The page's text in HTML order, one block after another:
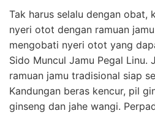
Tak harus selalu dengan obat,
nyeri otot dengan ramuan
mengobati nyeri otot yang
Sido Muncul Jamu Pegal Linu.
ramuan jamu tradisional siap
Kandungan beras kencur, pil
ginseng dan jahe wangi.